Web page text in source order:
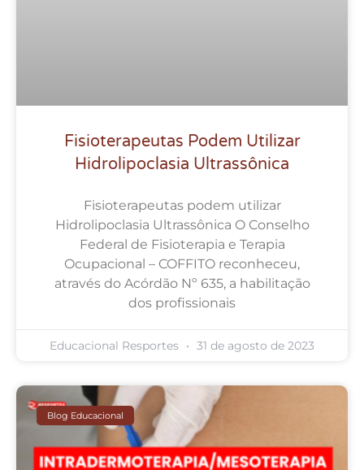
Fisioterapeutas Podem Utilizar
Hidrolipoclasia Ultrassônica
Fisioterapeutas podem utilizar
Hidrolipoclasia Ultrassônica O Conselho
Federal de Fisioterapia e Terapia
Ocupacional – COFFITO reconheceu,
através do Acórdão Nº 635, a habilitação
dos profissionais
Educacional Resportes 31 de agosto de 2023
Blog Educacional